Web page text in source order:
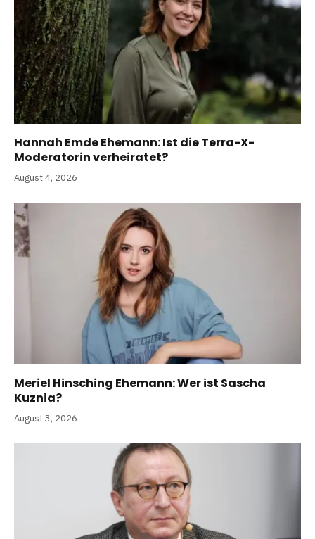
Hannah Emde Ehemann: Ist die Terra-X-
Moderatorin verheiratet?
August 4, 2026
Meriel Hinsching Ehemann: Wer ist Sascha
Kuznia?
August 3, 2026